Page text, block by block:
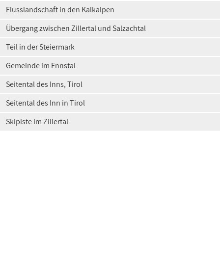
Flusslandschaft in den Kalkalpen
Übergang zwischen Zillertal und Salzachtal
Teil in der Steiermark
Gemeinde im Ennstal
Seitental des Inns, Tirol
Seitental des Inn in Tirol
Skipiste im Zillertal